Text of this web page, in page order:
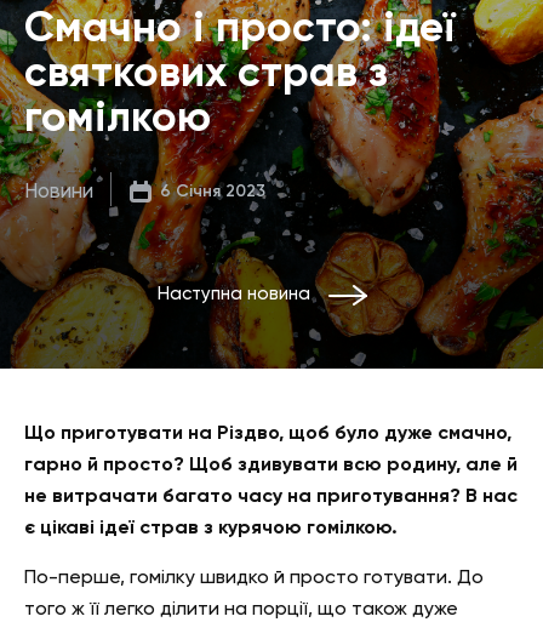
Смачно і просто: ідеї
святкових страв з
гомілкою
Новини 6 Січня 2023
Наступна новина
Що приготувати на Різдво, щоб було дуже смачно,
гарно й просто? Щоб здивувати всю родину, але й
не витрачати багато часу на приготування? В нас
є цікаві ідеї страв з курячою гомілкою.
По-перше, гомілку швидко й просто готувати. До
того ж її легко ділити на порції, що також дуже